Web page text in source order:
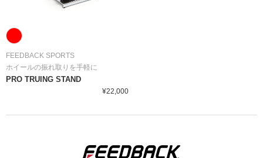
FEEDBACK SPORTS
ホイールの振れ取りを手軽に
PRO TRUING STAND
¥22,000